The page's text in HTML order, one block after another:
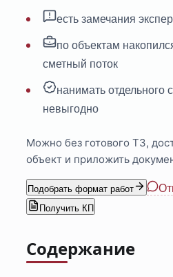
есть замечания
по объектам
сметный поток
нанимать отдельного
невыгодно
Можно без готового ТЗ,
объект и приложить
Подобрать формат работ
Получить КП
Содержание